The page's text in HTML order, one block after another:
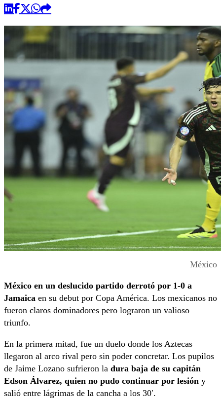
México
México en un deslucido partido derrotó por 1-0 a
Jamaica en su debut por Copa América. Los mexicanos no
fueron claros dominadores pero lograron un valioso
triunfo.
En la primera mitad, fue un duelo donde los Aztecas
llegaron al arco rival pero sin poder concretar. Los pupilos
de Jaime Lozano sufrieron la dura baja de su capitán
Edson Álvarez, quien no pudo continuar por lesión y
salió entre lágrimas de la cancha a los 30′.